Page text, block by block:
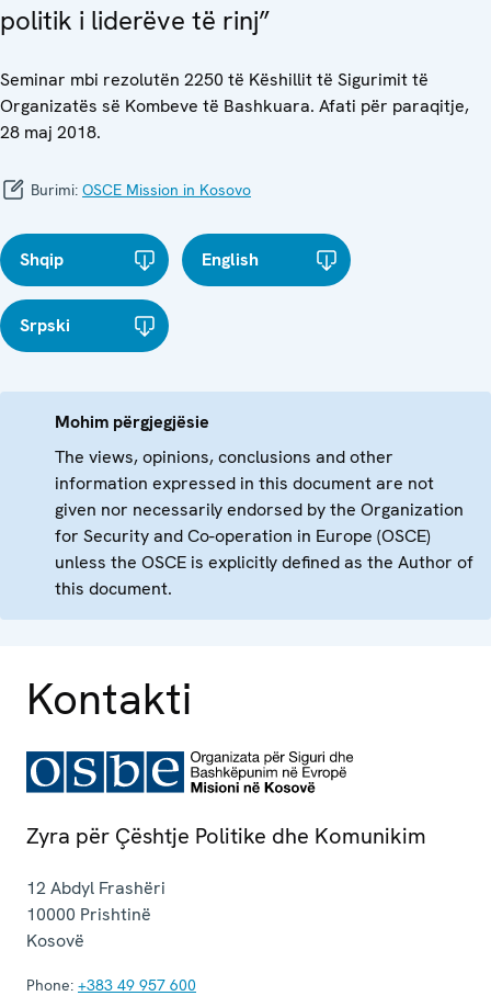
politik i liderëve të rinj”
Seminar mbi rezolutën 2250 të Këshillit të Sigurimit të
Organizatës së Kombeve të Bashkuara. Afati për paraqitje,
28 maj 2018.
Burimi: OSCE Mission in Kosovo
Shqip English
Srpski
Mohim përgjegjësie
The views, opinions, conclusions and other
information expressed in this document are not
given nor necessarily endorsed by the Organization
for Security and Co-operation in Europe (OSCE)
unless the OSCE is explicitly defined as the Author of
this document.
Kontakti
Zyra për Çështje Politike dhe Komunikim
12 Abdyl Frashëri
10000 Prishtinë
Kosovë
Phone: +383 49 957 600